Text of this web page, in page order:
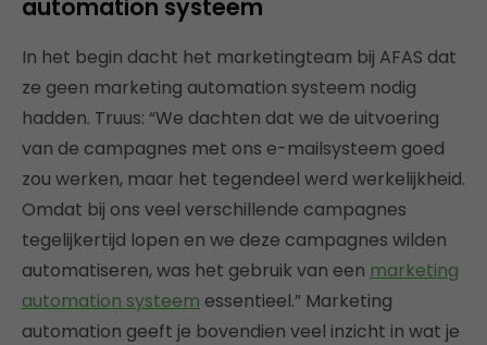
automation systeem
In het begin dacht het marketingteam bij AFAS dat
ze geen marketing automation systeem nodig
hadden. Truus: “We dachten dat we de uitvoering
van de campagnes met ons e-mailsysteem goed
zou werken, maar het tegendeel werd werkelijkheid.
Omdat bij ons veel verschillende campagnes
tegelijkertijd lopen en we deze campagnes wilden
automatiseren, was het gebruik van een marketing
automation systeem essentieel.” Marketing
automation geeft je bovendien veel inzicht in wat je